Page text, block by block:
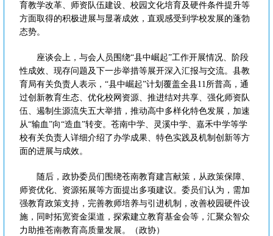
育教学改革、师资队伍建设、校园文化培育及硬件条件提升等
方面取得的积极进展与显著成效，直观感受到学校发展的蓬勃
态势。
座谈会上，与会人员围绕“县中崛起”工作开展情况、阶段
性成效、现存问题及下一步举措等展开深入汇报与交流。县教
育局有关负责人表示，“县中崛起”计划覆盖全县11所普高，通
过创新教育生态、优化校网资源、推进结对共享、强化师资队
伍、遏制生源流失五大举措，推动高中多样化特色发展，加速
从“输血”向“造血”转变。苍南中学、灵溪中学、嘉禾中学等学
校有关负责人详细介绍了办学成果、特色实践及机制创新等方
面的进展与成效。
随后，政协委员们围绕苍南教育建言献策，从政策保障、
师资优化、资源拓展等方面提出多项建议。委员们认为，需加
强教育政策支持，完善教师培养与引进机制，改善校园硬件设
施，同时拓宽资金渠道，探索建立教育基金会等，汇聚众智众
力助推苍南教育高质量发展。（政协）